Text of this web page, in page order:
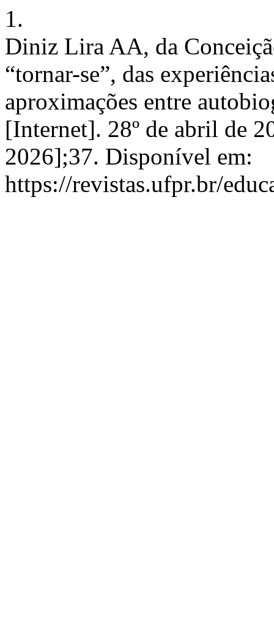
1.
Diniz Lira AA, da
“tornar-se”, das
aproximações entre
[Internet]. 28º de abril de
2026];37. Disponível em:
https://revistas.ufpr.br/